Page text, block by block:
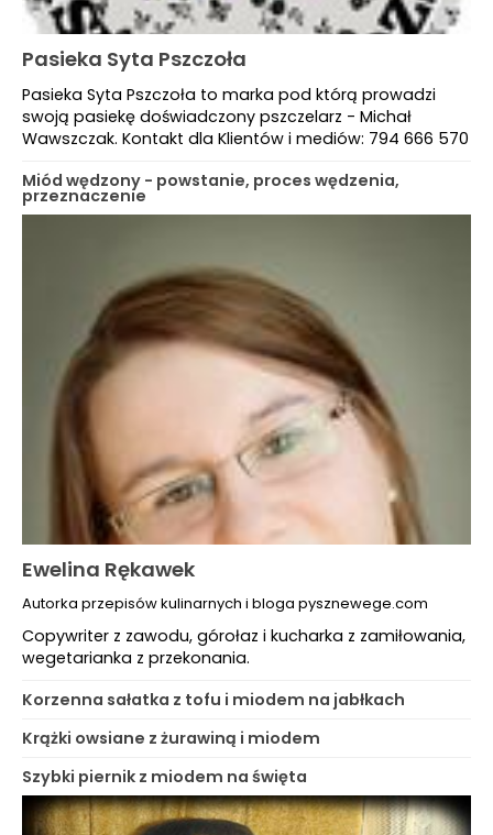
Pasieka Syta Pszczoła
Pasieka Syta Pszczoła to marka pod którą prowadzi
swoją pasiekę doświadczony pszczelarz - Michał
Wawszczak. Kontakt dla Klientów i mediów: 794 666 570
Miód wędzony - powstanie, proces wędzenia,
przeznaczenie
Ewelina Rękawek
Autorka przepisów kulinarnych i bloga pysznewege.com
Copywriter z zawodu, górołaz i kucharka z zamiłowania,
wegetarianka z przekonania.
Korzenna sałatka z tofu i miodem na jabłkach
Krążki owsiane z żurawiną i miodem
Szybki piernik z miodem na święta